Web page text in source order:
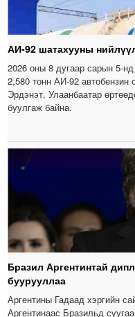
АИ-92 шатахууны
2026 оны 8 дугаар сарын 5-
2,580 тонн АИ-92
Эрдэнэт, Улаанбаатар
буулгаж байна.
Бразил Аргентинтай
буурууллаа
Аргентины Гадаад хэргийн
Аргентинаас Бразильд